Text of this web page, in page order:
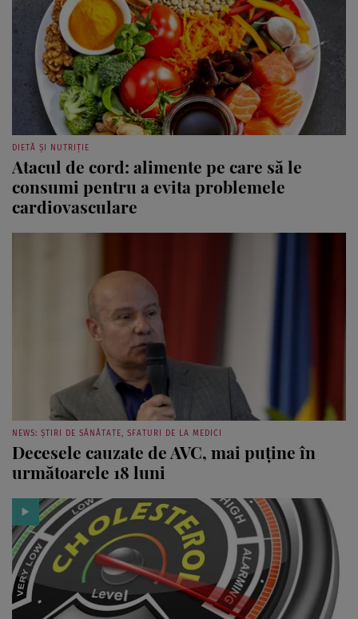
DIETĂ ȘI NUTRIȚIE
Atacul de cord: alimente pe care să le
consumi pentru a evita problemele
cardiovasculare
NEWS: ȘTIRI DE SĂNĂTATE, SFATURI DE LA MEDICI
Decesele cauzate de AVC, mai puţine în
următoarele 18 luni